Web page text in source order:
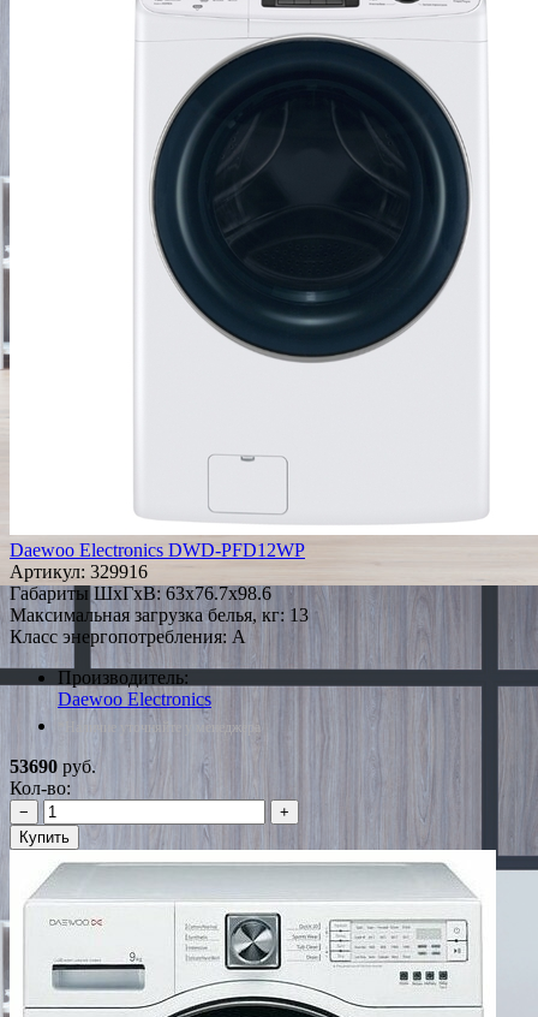
Daewoo Electronics DWD-PFD12WP
Артикул: 329916
Габариты ШxГxВ: 63x76.7x98.6
Максимальная загрузка белья, кг: 13
Класс энергопотребления: A
Производитель:
Daewoo Electronics
*Наличие уточняйте у менеджера
53690 руб.
Кол-во:
−
+
Купить